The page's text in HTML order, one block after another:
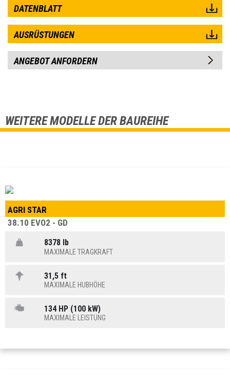
DATENBLATT
AUSRÜSTUNGEN
ANGEBOT ANFORDERN
WEITERE MODELLE DER BAUREIHE
AGRI STAR
38.10 EVO2 - GD
8378 lb
MAXIMALE TRAGKRAFT
31,5 ft
MAXIMALE HUBHÖHE
134 HP (100 kW)
MAXIMALE LEISTUNG